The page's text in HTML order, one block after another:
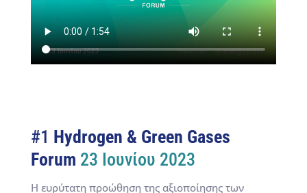
#1 Hydrogen & Green Gases
Forum 23 Ιουνίου 2023
Η ευρύτατη προώθηση της αξιοποίησης των